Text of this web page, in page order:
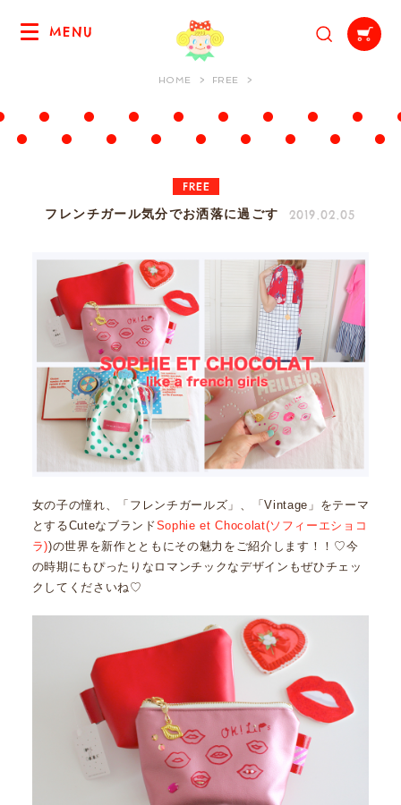
MENU
HOME FREE
FREE
フレンチガール気分でお洒落に過ごす 2019.02.05
女の子の憧れ、「フレンチガールズ」、「Vintage」をテーマ
とするCuteなブランドSophie et Chocolat(ソフィーエショコ
ラ))の世界を新作とともにその魅力をご紹介します！！♡今
の時期にもぴったりなロマンチックなデザインもぜひチェッ
クしてくださいね♡